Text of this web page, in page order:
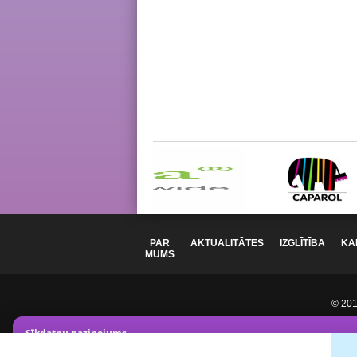
PAR
MUMS
AKTUALITĀTES IZGLĪTĪBA
©
Sīkdatņu paziņojums
Mēs izmantojam analītikas sīkdatnes lai uzlabotu vietnes